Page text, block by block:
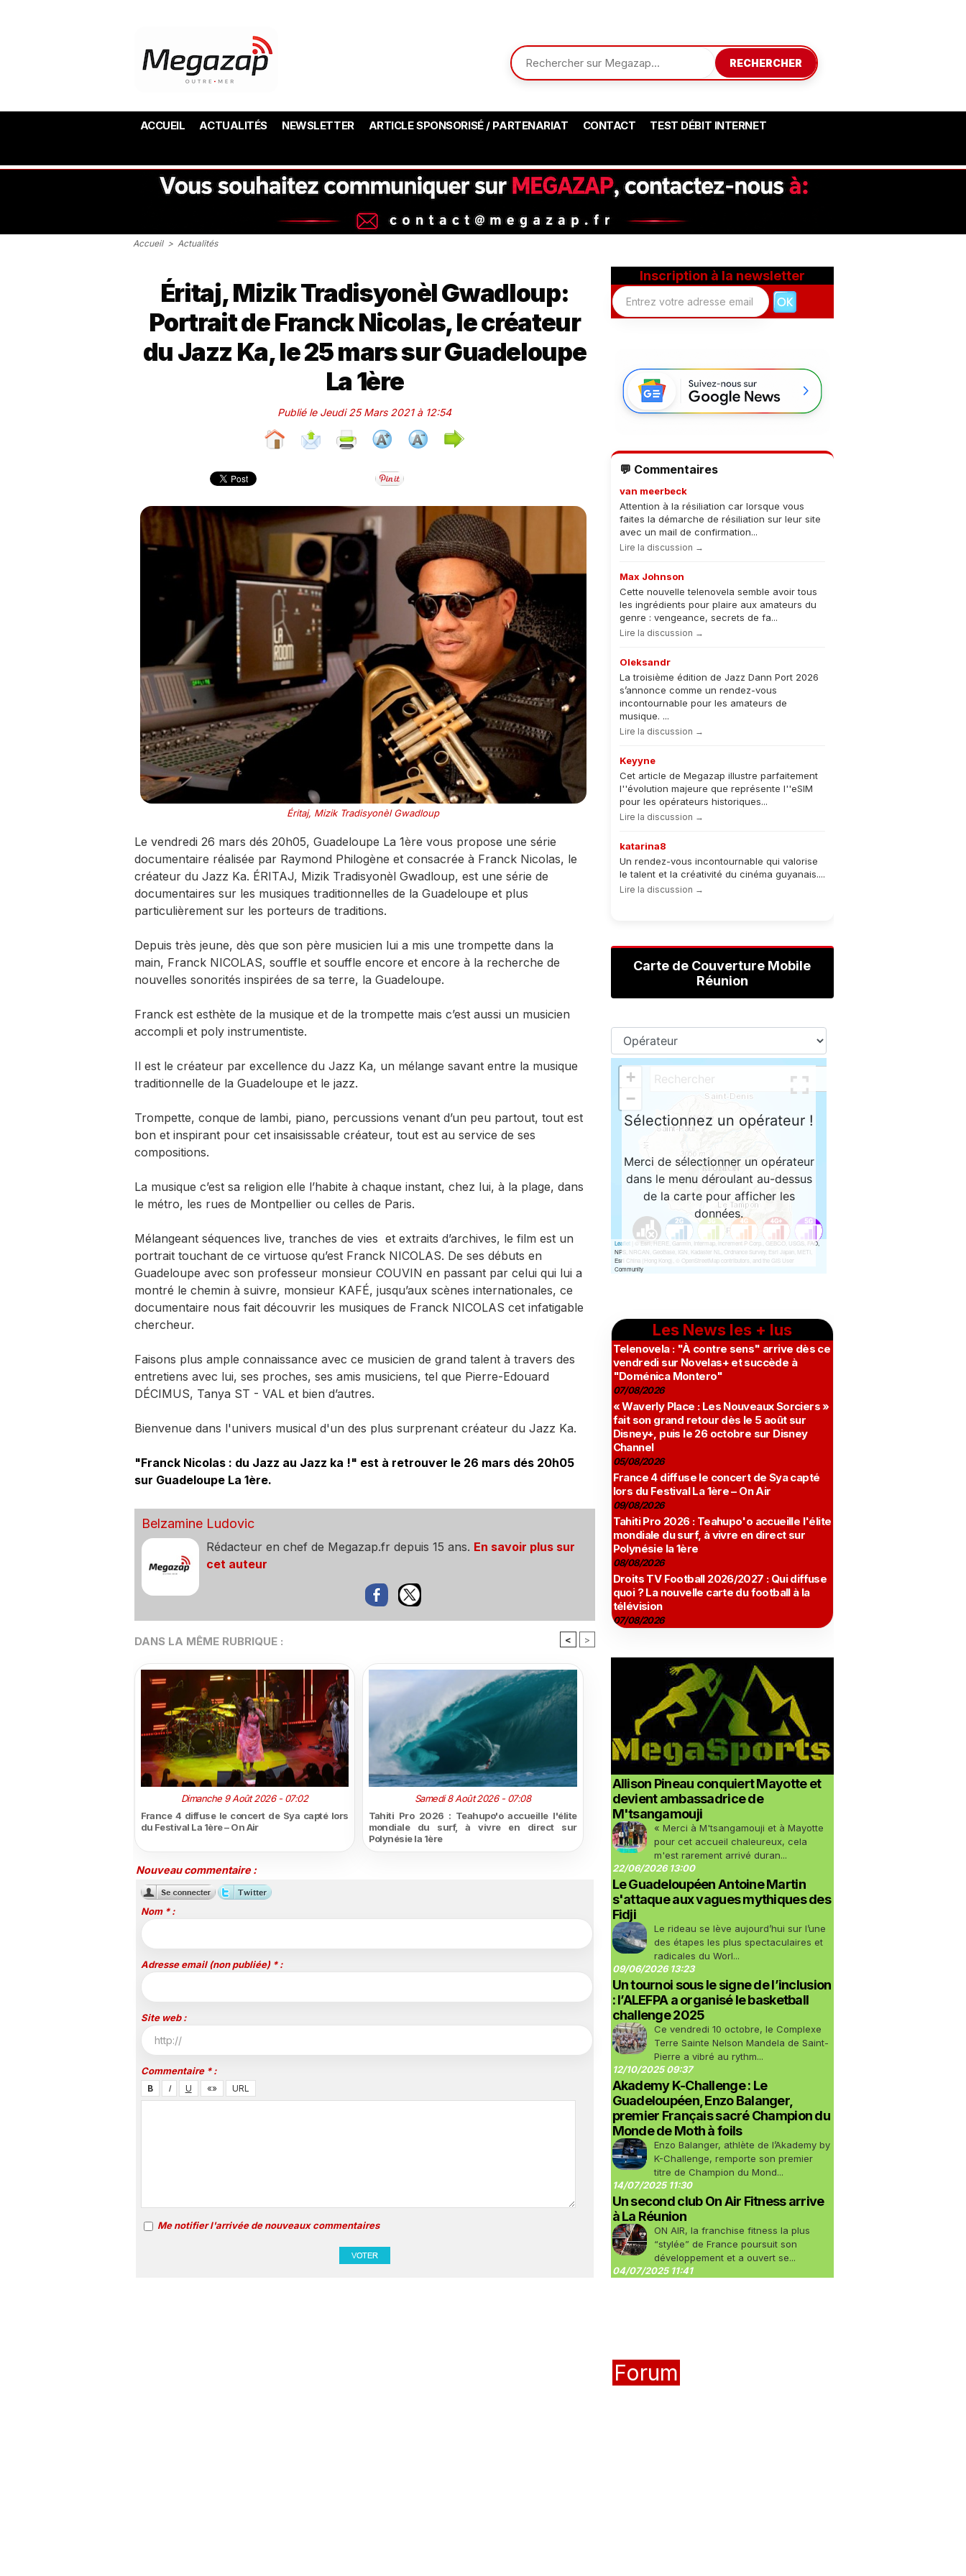
RECHERCHER
ACCUEIL ACTUALITÉS NEWSLETTER ARTICLE SPONSORISÉ / PARTENARIAT CONTACT TEST DÉBIT INTERNET
Accueil > Actualités
Éritaj, Mizik Tradisyonèl Gwadloup:
Portrait de Franck Nicolas, le créateur
du Jazz Ka, le 25 mars sur Guadeloupe
La 1ère
Publié le Jeudi 25 Mars 2021 à 12:54
Éritaj, Mizik Tradisyonèl Gwadloup
Le vendredi 26 mars dés 20h05, Guadeloupe La 1ère vous propose une série
documentaire réalisée par Raymond Philogène et consacrée à Franck Nicolas, le
créateur du Jazz Ka. ÉRITAJ, Mizik Tradisyonèl Gwadloup, est une série de
documentaires sur les musiques traditionnelles de la Guadeloupe et plus
particulièrement sur les porteurs de traditions.
Depuis très jeune, dès que son père musicien lui a mis une trompette dans la
main, Franck NICOLAS, souffle et souffle encore et encore à la recherche de
nouvelles sonorités inspirées de sa terre, la Guadeloupe.
Franck est esthète de la musique et de la trompette mais c’est aussi un musicien
accompli et poly instrumentiste.
Il est le créateur par excellence du Jazz Ka, un mélange savant entre la musique
traditionnelle de la Guadeloupe et le jazz.
Trompette, conque de lambi, piano, percussions venant d’un peu partout, tout est
bon et inspirant pour cet insaisissable créateur, tout est au service de ses
compositions.
La musique c’est sa religion elle l’habite à chaque instant, chez lui, à la plage, dans
le métro, les rues de Montpellier ou celles de Paris.
Mélangeant séquences live, tranches de vies et extraits d’archives, le film est un
portrait touchant de ce virtuose qu’est Franck NICOLAS. De ses débuts en
Guadeloupe avec son professeur monsieur COUVIN en passant par celui qui lui a
montré le chemin à suivre, monsieur KAFÉ, jusqu’aux scènes internationales, ce
documentaire nous fait découvrir les musiques de Franck NICOLAS cet infatigable
chercheur.
Faisons plus ample connaissance avec ce musicien de grand talent à travers des
entretiens avec lui, ses proches, ses amis musiciens, tel que Pierre-Edouard
DÉCIMUS, Tanya ST - VAL et bien d’autres.
Bienvenue dans l'univers musical d'un des plus surprenant créateur du Jazz Ka.
"Franck Nicolas : du Jazz au Jazz ka !" est à retrouver le 26 mars dés 20h05
sur Guadeloupe La 1ère.
Belzamine Ludovic
Rédacteur en chef de Megazap.fr depuis 15 ans. En savoir plus sur
cet auteur
DANS LA MÊME RUBRIQUE : < >
Dimanche 9 Août 2026 - 07:02
France 4 diffuse le concert de Sya capté lors
du Festival La 1ère – On Air
Samedi 8 Août 2026 - 07:08
Tahiti Pro 2026 : Teahupo'o accueille l'élite
mondiale du surf, à vivre en direct sur
Polynésie la 1ère
Nouveau commentaire :
Nom * :
Adresse email (non publiée) * :
Site web :
Commentaire * :
Me notifier l'arrivée de nouveaux commentaires
Inscription à la newsletter
💬 Commentaires
van meerbeck
Attention à la résiliation car lorsque vous
faites la démarche de résiliation sur leur site
avec un mail de confirmation...
Lire la discussion →
Max Johnson
Cette nouvelle telenovela semble avoir tous
les ingrédients pour plaire aux amateurs du
genre : vengeance, secrets de fa...
Lire la discussion →
Oleksandr
La troisième édition de Jazz Dann Port 2026
s’annonce comme un rendez-vous
incontournable pour les amateurs de
musique. ...
Lire la discussion →
Keyyne
Cet article de Megazap illustre parfaitement
l''évolution majeure que représente l''eSIM
pour les opérateurs historiques...
Lire la discussion →
katarina8
Un rendez-vous incontournable qui valorise
le talent et la créativité du cinéma guyanais....
Lire la discussion →
Carte de Couverture Mobile
Réunion
Les News les + lus
Telenovela : "À contre sens" arrive dès ce
vendredi sur Novelas+ et succède à
"Doménica Montero"
07/08/2026
« Waverly Place : Les Nouveaux Sorciers »
fait son grand retour dès le 5 août sur
Disney+, puis le 26 octobre sur Disney
Channel
05/08/2026
France 4 diffuse le concert de Sya capté
lors du Festival La 1ère – On Air
09/08/2026
Tahiti Pro 2026 : Teahupo'o accueille l'élite
mondiale du surf, à vivre en direct sur
Polynésie la 1ère
08/08/2026
Droits TV Football 2026/2027 : Qui diffuse
quoi ? La nouvelle carte du football à la
télévision
07/08/2026
Allison Pineau conquiert Mayotte et
devient ambassadrice de
M'tsangamouji
« Merci à M'tsangamouji et à Mayotte
pour cet accueil chaleureux, cela
m'est rarement arrivé duran...
22/06/2026 13:00
Le Guadeloupéen Antoine Martin
s'attaque aux vagues mythiques des
Fidji
Le rideau se lève aujourd’hui sur l’une
des étapes les plus spectaculaires et
radicales du Worl...
09/06/2026 13:23
Un tournoi sous le signe de l’inclusion
: l’ALEFPA a organisé le basketball
challenge 2025
Ce vendredi 10 octobre, le Complexe
Terre Sainte Nelson Mandela de Saint-
Pierre a vibré au rythm...
12/10/2025 09:37
Akademy K-Challenge : Le
Guadeloupéen, Enzo Balanger,
premier Français sacré Champion du
Monde de Moth à foils
Enzo Balanger, athlète de l’Akademy by
K-Challenge, remporte son premier
titre de Champion du Mond...
14/07/2025 11:30
Un second club On Air Fitness arrive
à La Réunion
ON AIR, la franchise fitness la plus
“stylée” de France poursuit son
développement et a ouvert se...
04/07/2025 11:41
Forum